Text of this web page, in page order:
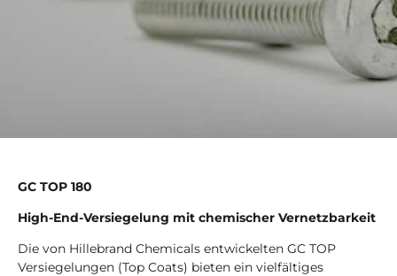
GC TOP 180
High-End-Versiegelung mit chemischer Vernetzbarkeit
Die von Hillebrand Chemicals entwickelten GC TOP
Versiegelungen (Top Coats) bieten ein vielfältiges